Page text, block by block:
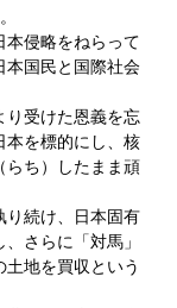
侵略をねらって
本国民と国際社会
受けた恩義を忘
本を標的にし、核
らち）したまま頑
続け、日本固有
さらに「対馬」
地を買収という